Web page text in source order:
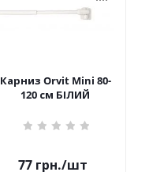
Карниз Orvit Mini 80-
120 см БІЛИЙ
77грн./шт